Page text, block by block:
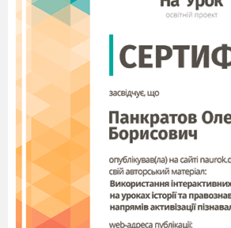
Г у кожному серця ударі
5. Визначте віршовий розмір поезії В.
«Матері»
Я твій портрет фіалками вберу -
Ти ж так любила голубі фіалки.
А ямб
Б амфібрахій
В хорей
Г дактиль
Д анапест
6. Установіть послідовність подій у
Сосюри
А «Так же буде поле, як тепер,
Б «
…а
у тебе, мила, васильки з-